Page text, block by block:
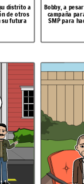
distrito a
de otros
su futura
Bobby, a
campaña
SMP para